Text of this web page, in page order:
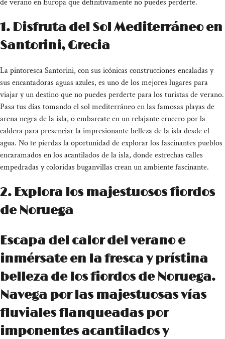
de verano en Europa que definitivamente no puedes perderte.
1. Disfruta del Sol Mediterráneo en
Santorini, Grecia
La pintoresca Santorini, con sus icónicas construcciones encaladas y
sus encantadoras aguas azules, es uno de los mejores lugares para
viajar y un destino que no puedes perderte para los turistas de verano.
Pasa tus días tomando el sol mediterráneo en las famosas playas de
arena negra de la isla, o embarcate en un relajante crucero por la
caldera para presenciar la impresionante belleza de la isla desde el
agua. No te pierdas la oportunidad de explorar los fascinantes pueblos
encaramados en los acantilados de la isla, donde estrechas calles
empedradas y coloridas buganvillas crean un ambiente fascinante.
2. Explora los majestuosos fiordos
de Noruega
Escapa del calor del verano e
inmérsate en la fresca y prístina
belleza de los fiordos de Noruega.
Navega por las majestuosas vías
fluviales flanqueadas por
imponentes acantilados y